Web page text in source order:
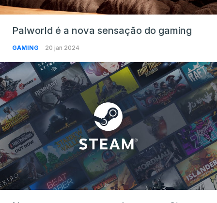
Palworld é a nova sensação do gaming
GAMING 20 jan 2024